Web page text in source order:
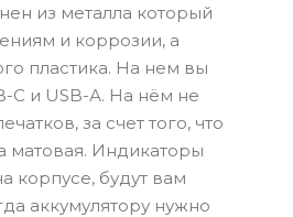
из металла который
и коррозии, а
пластика. На нем вы
C и USB-А. На нём не
за счет того, что
матовая. Индикаторы
корпусе, будут вам
аккумулятору нужно